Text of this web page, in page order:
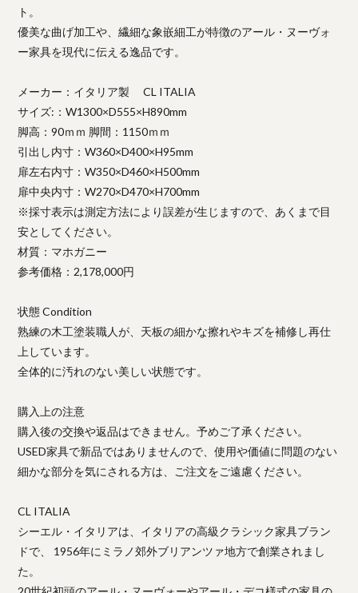
ト。
優美な曲げ加工や、繊細な象嵌細工が特徴のアール・ヌーヴォ
ー家具を現代に伝える逸品です。
メーカー：イタリア製 CL ITALIA
サイズ:：W1300×D555×H890mm
脚高：90ｍｍ 脚間：1150ｍｍ
引出し内寸：W360×D400×H95mm
扉左右内寸：W350×D460×H500mm
扉中央内寸：W270×D470×H700mm
※採寸表示は測定方法により誤差が生じますので、あくまで目
安としてください。
材質：マホガニー
参考価格：2,178,000円
状態 Condition
熟練の木工塗装職人が、天板の細かな擦れやキズを補修し再仕
上しています。
全体的に汚れのない美しい状態です。
購入上の注意
購入後の交換や返品はできません。予めご了承ください。
USED家具で新品ではありませんので、使用や価値に問題のない
細かな部分を気にされる方は、ご注文をご遠慮ください。
CL ITALIA
シーエル・イタリアは、イタリアの高級クラシック家具ブラン
ドで、 1956年にミラノ郊外ブリアンツァ地方で創業されまし
た。